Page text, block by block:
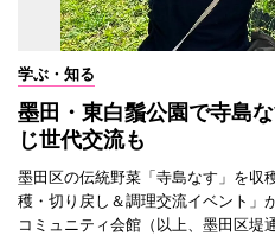
学ぶ・知る
墨田・東白鬚公園で寺島
じ世代交流も
墨田区の伝統野菜「寺島なす」を収
穫・切り戻し＆調理交流イベント」
コミュニティ会館（以上、墨田区堤